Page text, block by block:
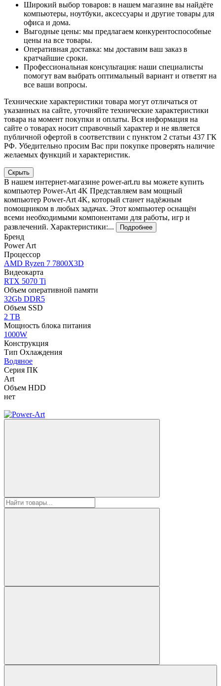
Широкий выбор товаров: в нашем магазине вы найдёте
компьютеры, ноутбуки, аксессуары и другие товары для
офиса и дома.
Выгодные цены: мы предлагаем конкурентоспособные
цены на все товары.
Оперативная доставка: мы доставим ваш заказ в
кратчайшие сроки.
Профессиональная консультация: наши специалисты
помогут вам выбрать оптимальный вариант и ответят на
все ваши вопросы.
Технические характеристики товара могут отличаться от
указанных на сайте, уточняйте технические характеристики
товара на момент покупки и оплаты. Вся информация на
сайте о товарах носит справочный характер и не является
публичной офертой в соответствии с пунктом 2 статьи 437 ГК
РФ. Убедительно просим Вас при покупке проверять наличие
желаемых функций и характеристик.
Скрыть
В нашем интернет-магазине power-art.ru вы можете купить
компьютер Power-Art 4K Представляем вам мощный
компьютер Power-Art 4K, который станет надёжным
помощником в любых задачах. Этот компьютер оснащён
всеми необходимыми компонентами для работы, игр и
развлечений. Характеристики:...
Подробнее
Бренд
Power Art
Процессор
AMD Ryzen 7 7800X3D
Видеокарта
RTX 5070 Ti
Объем оперативной памяти
32Gb DDR5
Объем SSD
2 TB
Мощность блока питания
1000W
Конструкция
Тип Охлаждения
Водяное
Серия ПК
Art
Объем HDD
нет